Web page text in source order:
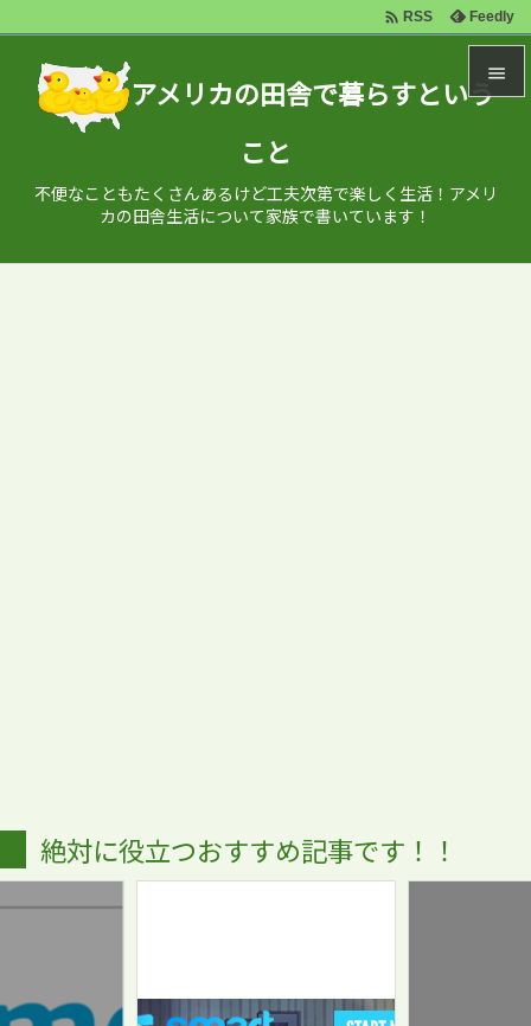


 RSS Feedly
アメリカの田舎で暮らすという
こと
不便なこともたくさんあるけど工夫次第で楽しく生活！アメリ
カの田舎生活について家族で書いています！
絶対に役立つおすすめ記事です！！